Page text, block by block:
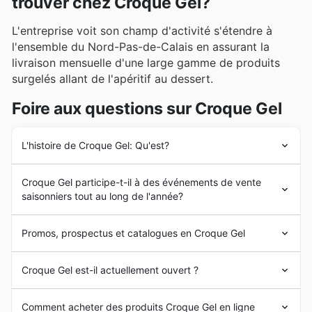
L'entreprise voit son champ d'activité s'étendre à
l'ensemble du Nord-Pas-de-Calais en assurant la
livraison mensuelle d'une large gamme de produits
surgelés allant de l'apéritif au dessert.
Foire aux questions sur Croque Gel
L'histoire de Croque Gel: Qu'est?
vendant une soixantaine de produits dans le Nord et le
Pas-de-Calais. En 1996, leurs fils, Henri et Patrick De
Thuy reprennent l'entreprise familiale. L'entreprise
compte aujourd'hui 40 camions vendant plus de 900
Croque Gel participe-t-il à des événements de vente
saisonniers tout au long de l'année?
promotionnels saisonniers tout au long de l'année,
offrant desbonnes affaireset desréductions
exclusives que vous pouvez découvrir en consultant
spéciales lors des Soldes de Printemps, desSoldes
Promos, prospectus et catalogues en Croque Gel
surgelés,Croque Gelest une PME fondée en 1978 par
M. et Mme De Thuy. C'est en collaboration avec
quelque 80 fournisseurs, dont 20 de la région, que
Croque Gel est-il actuellement ouvert ?
Comment acheter des produits Croque Gel en ligne